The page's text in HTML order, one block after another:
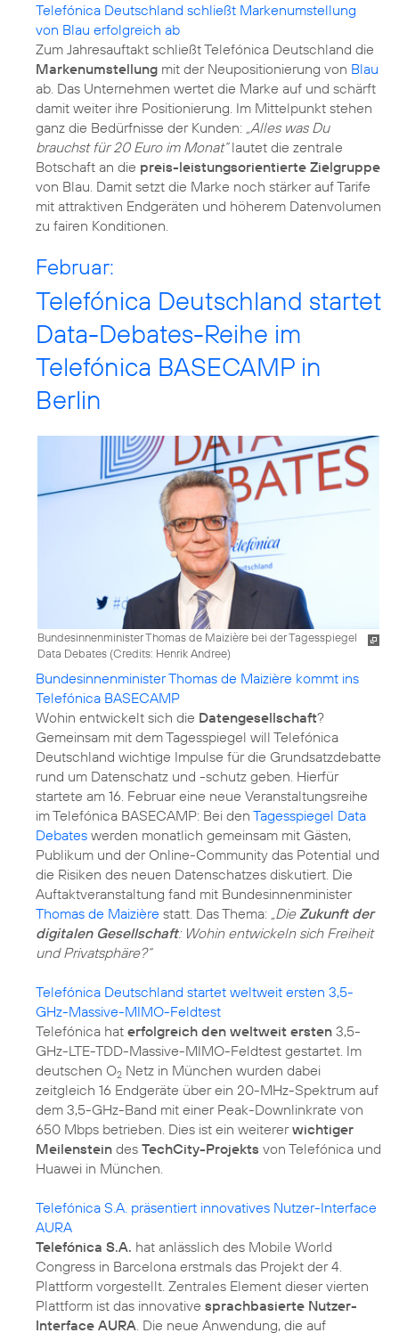
Telefónica Deutschland schließt Markenumstellung
von Blau erfolgreich ab
Zum Jahresauftakt schließt Telefónica Deutschland die
Markenumstellung mit der Neupositionierung von Blau
ab. Das Unternehmen wertet die Marke auf und schärft
damit weiter ihre Positionierung. Im Mittelpunkt stehen
ganz die Bedürfnisse der Kunden: „Alles was Du
brauchst für 20 Euro im Monat“lautet die zentrale
Botschaft an die preis-leistungsorientierte Zielgruppe
von Blau. Damit setzt die Marke noch stärker auf Tarife
mit attraktiven Endgeräten und höherem Datenvolumen
zu fairen Konditionen.
Februar:
Telefónica Deutschland startet
Data-Debates-Reihe im
Telefónica BASECAMP in
Berlin
Bundesinnenminister Thomas de Maizière bei der Tagesspiegel
Data Debates (Credits: Henrik Andree)
Bundesinnenminister Thomas de Maizière kommt ins
Telefónica BASECAMP
Wohin entwickelt sich die Datengesellschaft?
Gemeinsam mit dem Tagesspiegel will Telefónica
Deutschland wichtige Impulse für die Grundsatzdebatte
rund um Datenschatz und -schutz geben. Hierfür
startete am 16. Februar eine neue Veranstaltungsreihe
im Telefónica BASECAMP: Bei den Tagesspiegel Data
Debates werden monatlich gemeinsam mit Gästen,
Publikum und der Online-Community das Potential und
die Risiken des neuen Datenschatzes diskutiert. Die
Auftaktveranstaltung fand mit Bundesinnenminister
Thomas de Maizière statt. Das Thema: „Die Zukunft der
digitalen Gesellschaft: Wohin entwickeln sich Freiheit
und Privatsphäre?“
Telefónica Deutschland startet weltweit ersten 3,5-
GHz-Massive-MIMO-Feldtest
Telefónica hat erfolgreich den weltweit ersten 3,5-
GHz-LTE-TDD-Massive-MIMO-Feldtest gestartet. Im
deutschen O2 Netz in München wurden dabei
zeitgleich 16 Endgeräte über ein 20-MHz-Spektrum auf
dem 3,5-GHz-Band mit einer Peak-Downlinkrate von
650 Mbps betrieben. Dies ist ein weitererwichtiger
Meilenstein des TechCity-Projekts von Telefónica und
Huawei in München.
Telefónica S.A. präsentiert innovatives Nutzer-Interface
AURA
Telefónica S.A. hat anlässlich des Mobile World
Congress in Barcelona erstmals das Projekt der 4.
Plattform vorgestellt. Zentrales Element dieser vierten
Plattform ist das innovative sprachbasierte Nutzer-
Interface AURA . Die neue Anwendung, die auf